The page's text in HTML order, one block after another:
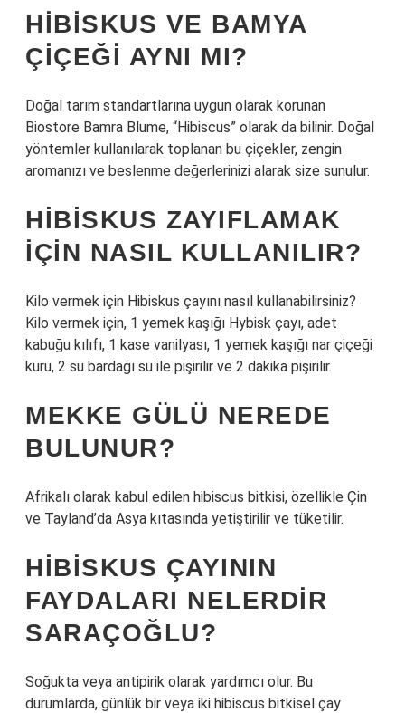
HIBISKUS VE BAMYA
ÇIÇEĞI AYNI MI?
Doğal tarım standartlarına uygun olarak korunan
Biostore Bamra Blume, “Hibiscus” olarak da bilinir. Doğal
yöntemler kullanılarak toplanan bu çiçekler, zengin
aromanızı ve beslenme değerlerinizi alarak size sunulur.
HIBISKUS ZAYIFLAMAK
IÇIN NASIL KULLANILIR?
Kilo vermek için Hibiskus çayını nasıl kullanabilirsiniz?
Kilo vermek için, 1 yemek kaşığı Hybisk çayı, adet
kabuğu kılıfı, 1 kase vanilyası, 1 yemek kaşığı nar çiçeği
kuru, 2 su bardağı su ile pişirilir ve 2 dakika pişirilir.
MEKKE GÜLÜ NEREDE
BULUNUR?
Afrikalı olarak kabul edilen hibiscus bitkisi, özellikle Çin
ve Tayland’da Asya kıtasında yetiştirilir ve tüketilir.
HIBISKUS ÇAYININ
FAYDALARI NELERDIR
SARAÇOĞLU?
Soğukta veya antipirik olarak yardımcı olur. Bu
durumlarda, günlük bir veya iki hibiscus bitkisel çay